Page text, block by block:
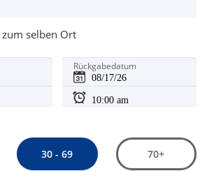
zum selben Ort
Rückgabedatum
30 - 69 70+